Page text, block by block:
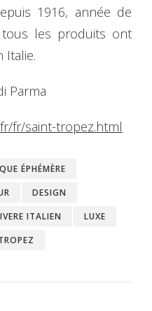
1916, année de
les produits ont
Italie.
Parma
fr/saint-tropez.html
ÉPHÉMÈRE
DESIGN
ITALIEN
LUXE